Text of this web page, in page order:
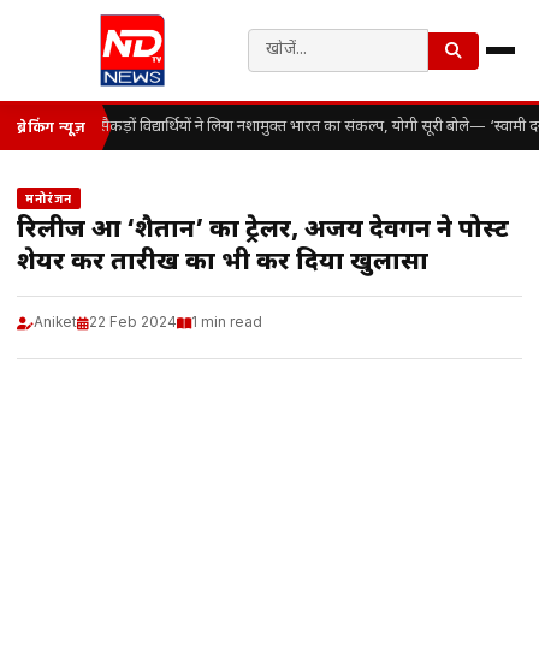
ब्रेकिंग न्यूज़ सैकड़ों विद्यार्थियों ने लिया नशामुक्त भारत का संकल्प, योगी सूरी बोले—
मनोरंजन
रिलीज हुआ ‘शैतान’ का ट्रेलर, अजय देवगन ने पोस्ट
शेयर कर तारीख का भी कर दिया खुलासा
Aniket 22 Feb 2024 1 min read